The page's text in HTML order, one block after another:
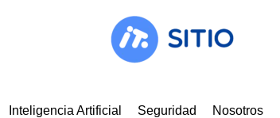
Inteligencia Artificial Seguridad Nosotros